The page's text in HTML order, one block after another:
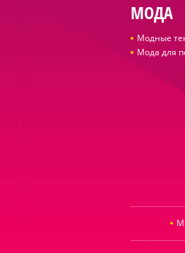
МОДА
Модные
Мода для